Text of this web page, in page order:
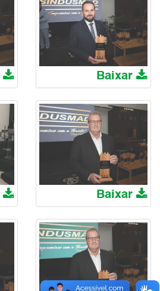
Baixar
Baixar